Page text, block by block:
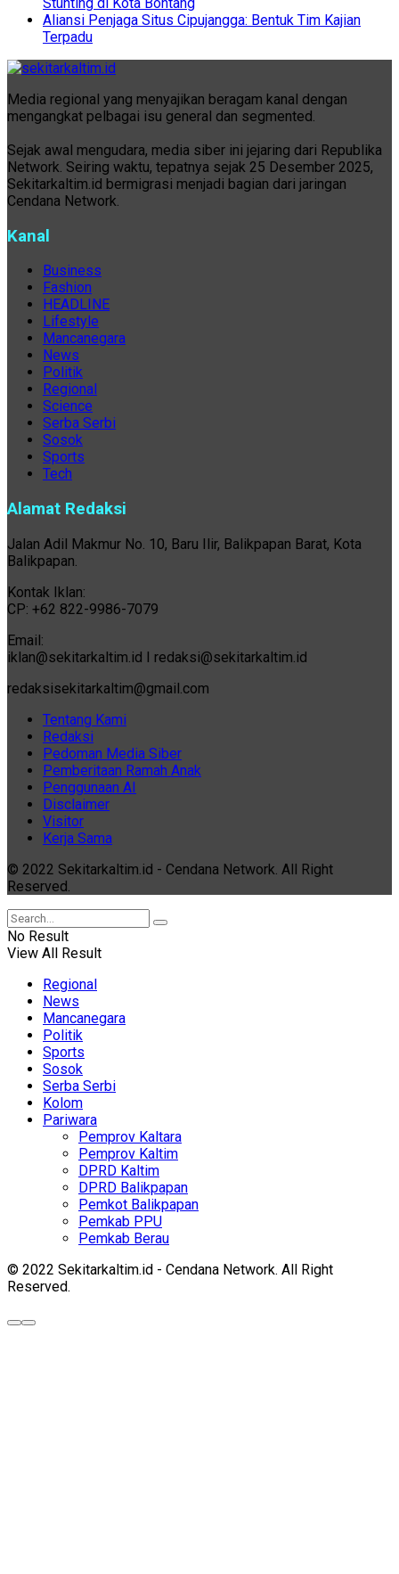
Aliansi Penjaga Situs Cipujangga: Bentuk Tim Kajian
Terpadu
Media regional yang menyajikan beragam kanal dengan
mengangkat pelbagai isu general dan segmented.
Sejak awal mengudara, media siber ini jejaring dari Republika
Network. Seiring waktu, tepatnya sejak 25 Desember 2025,
Sekitarkaltim.id bermigrasi menjadi bagian dari jaringan
Cendana Network.
Kanal
Business
Fashion
HEADLINE
Lifestyle
Mancanegara
News
Politik
Regional
Science
Serba Serbi
Sosok
Sports
Tech
Alamat Redaksi
Jalan Adil Makmur No. 10, Baru Ilir, Balikpapan Barat, Kota
Balikpapan.
Kontak Iklan:
CP: +62 822-9986-7079
Email:
iklan@sekitarkaltim.id I redaksi@sekitarkaltim.id
redaksisekitarkaltim@gmail.com
Tentang Kami
Redaksi
Pedoman Media Siber
Pemberitaan Ramah Anak
Penggunaan AI
Disclaimer
Visitor
Kerja Sama
© 2022 Sekitarkaltim.id - Cendana Network. All Right
Reserved.
No Result
View All Result
Regional
News
Mancanegara
Politik
Sports
Sosok
Serba Serbi
Kolom
Pariwara
Pemprov Kaltara
Pemprov Kaltim
DPRD Kaltim
DPRD Balikpapan
Pemkot Balikpapan
Pemkab PPU
Pemkab Berau
© 2022 Sekitarkaltim.id - Cendana Network. All Right
Reserved.